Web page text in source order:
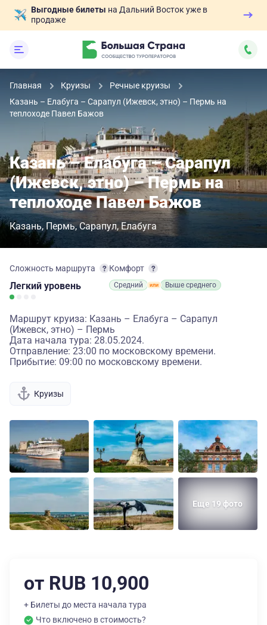
Выгодные билеты на Дальний Восток уже в
продаже
Главная Круизы
Речные круизы
Казань – Елабуга – Сарапул (Ижевск, этно) – Пермь на
теплоходе Павел Бажов
Казань – Елабуга – Сарапул
(Ижевск, этно) – Пермь на
теплоходе Павел Бажов
Казань Пермь Сарапул Елабуга
Сложность маршрута
Легкий уровень
Комфорт
Средний Выше среднего
Маршрут круиза: Казань – Елабуга – Сарапул
(Ижевск, этно) – Пермь
Дата начала тура: 28.05.2024.
Отправление: 23:00 по московскому времени.
Прибытие: 09:00 по московскому времени.
Круизы
Еще 19 фото
от RUB 10,900
+ Билеты до места начала тура
Что включено в стоимость?